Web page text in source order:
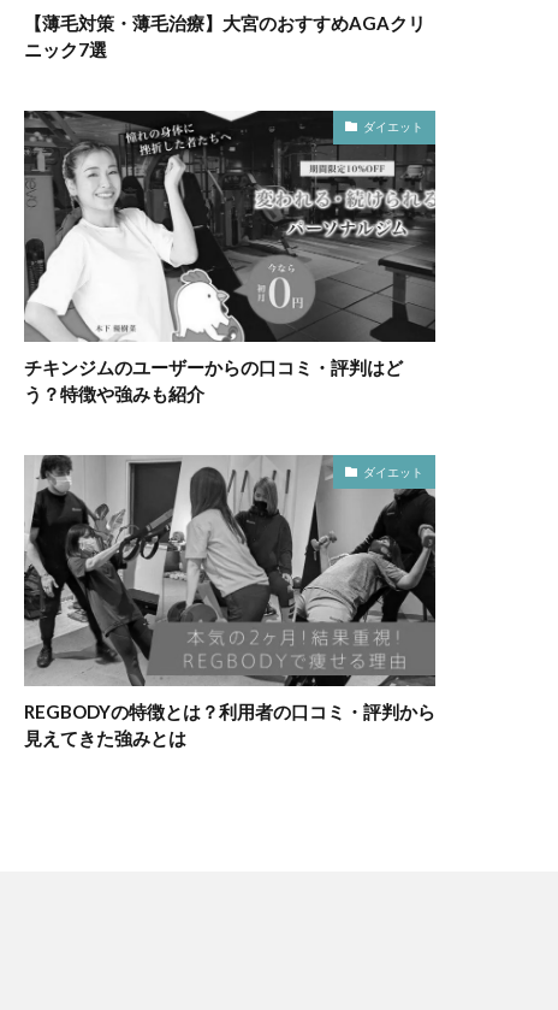
【薄毛対策・薄毛治療】大宮のおすすめAGAクリ
ニック7選
ダイエット
チキンジムのユーザーからの口コミ・評判はど
う？特徴や強みも紹介
ダイエット
REGBODYの特徴とは？利用者の口コミ・評判から
見えてきた強みとは